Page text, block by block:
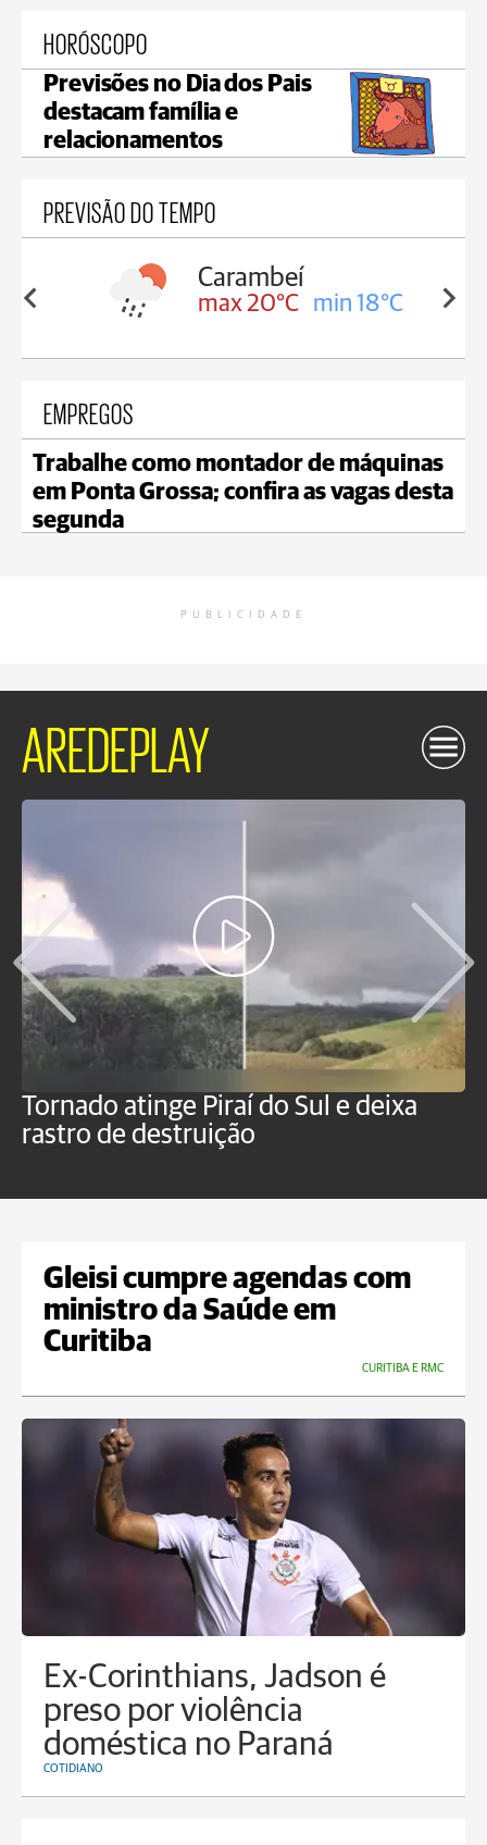
HORÓSCOPO
Previsões no Dia dos Pais
destacam família e
relacionamentos
PREVISÃO DO TEMPO
18°C
Jaguariaíva
max 20°C min 18°C
EMPREGOS
Trabalhe como montador de máquinas
em Ponta Grossa; confira as vagas desta
segunda
PUBLICIDADE
AREDEPLAY
Tornado atinge Piraí do Sul e deixa
rastro de destruição
Gleisi cumpre agendas com
ministro da Saúde em
Curitiba
CURITIBA E RMC
Ex-Corinthians, Jadson é
preso por violência
doméstica no Paraná
COTIDIANO